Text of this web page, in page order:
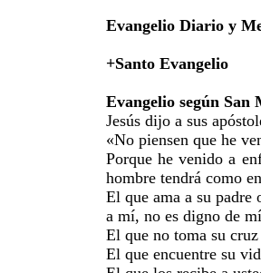
Evangelio Diario y
+Santo Evangelio
Evangelio según San
Jesús dijo a sus
«No piensen que he
Porque he venido a
hombre tendrá como
El que ama a su
a mí, no es digno de
El que no toma su
El que encuentre su